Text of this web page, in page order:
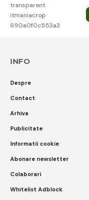
INFO
Despre
Contact
Arhiva
Publicitate
Informatii cookie
Abonare newsletter
Colaborari
Whitelist Adblock